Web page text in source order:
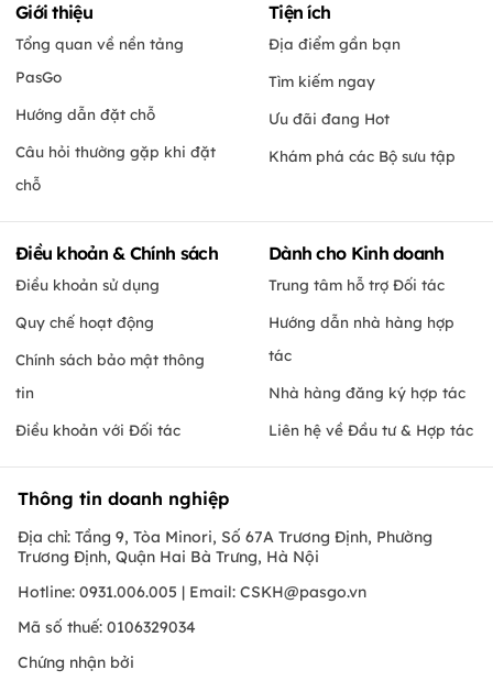
Giới thiệu
Tổng quan về nền tảng
PasGo
Hướng dẫn đặt chỗ
Câu hỏi thường gặp khi đặt
chỗ
Tiện ích
Địa điểm gần bạn
Tìm kiếm ngay
Ưu đãi đang Hot
Khám phá các Bộ sưu tập
Điều khoản & Chính sách
Điều khoản sử dụng
Quy chế hoạt động
Chính sách bảo mật thông
tin
Điều khoản với Đối tác
Dành cho Kinh doanh
Trung tâm hỗ trợ Đối tác
Hướng dẫn nhà hàng hợp
tác
Nhà hàng đăng ký hợp tác
Liên hệ về Đầu tư & Hợp tác
Thông tin doanh nghiệp
Địa chỉ: Tầng 9, Tòa Minori, Số 67A Trương Định, Phường
Trương Định, Quận Hai Bà Trưng, Hà Nội
Hotline: 0931.006.005 | Email: CSKH@pasgo.vn
Mã số thuế: 0106329034
Chứng nhận bởi